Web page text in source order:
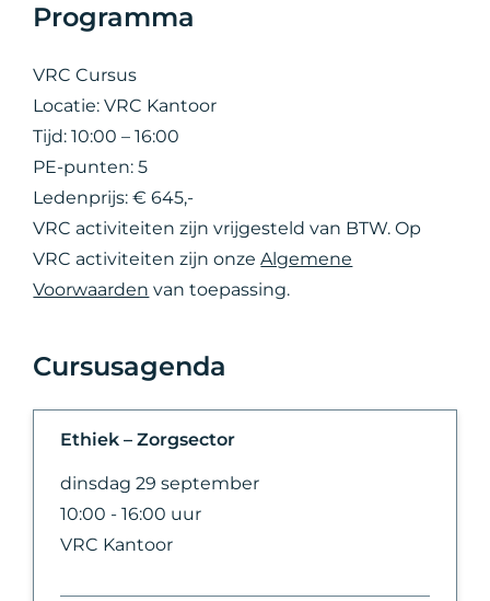
Programma
VRC Cursus
Locatie: VRC Kantoor
Tijd: 10:00 – 16:00
PE-punten: 5
Ledenprijs: € 645,-
VRC activiteiten zijn vrijgesteld van BTW. Op
VRC activiteiten zijn onzeAlgemene
Voorwaarden van toepassing.
Cursusagenda
Ethiek – Zorgsector
dinsdag 29 september
10:00 - 16:00 uur
VRC Kantoor